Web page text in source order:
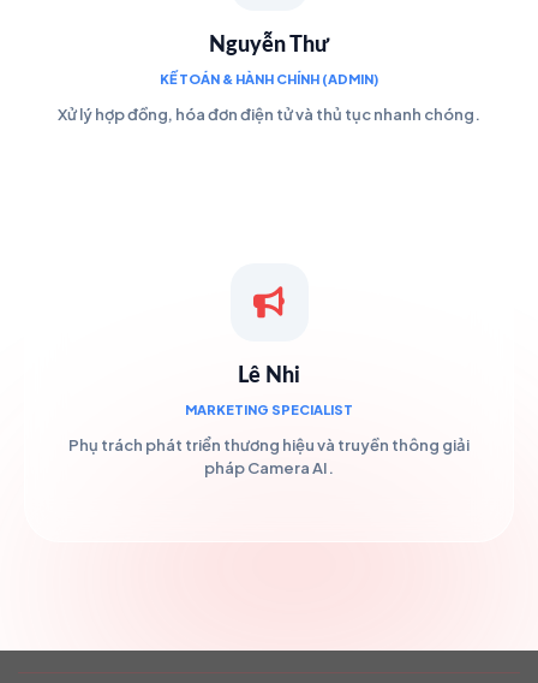
Nguyễn Thư
KẾ TOÁN & HÀNH CHÍNH (ADMIN)
Xử lý hợp đồng, hóa đơn điện tử và thủ tục nhanh chóng.
Lê Nhi
MARKETING SPECIALIST
Phụ trách phát triển thương hiệu và truyền thông giải
pháp Camera AI.